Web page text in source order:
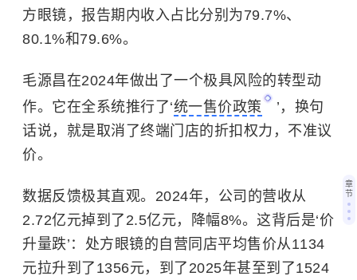
方眼镜，报告期内收入占比分别为79.7%、
80.1%和79.6%。
毛源昌在2024年做出了一个极具风险的转型动
作。它在全系统推行了‘统一售价政策
’，换句
话说，就是取消了终端门店的折扣权力，不准议
价。
数据反馈极其直观。2024年，公司的营收从
2.72亿元掉到了2.5亿元，降幅8%。这背后是‘价
升量跌’：处方眼镜的自营同店平均售价从1134
元拉升到了1356元，到了2025年甚至到了1524
章
节